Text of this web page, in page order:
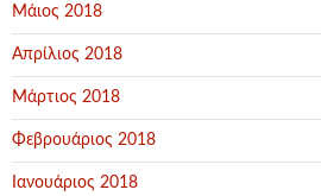
Μάιος 2018
Απρίλιος 2018
Μάρτιος 2018
Φεβρουάριος 2018
Ιανουάριος 2018